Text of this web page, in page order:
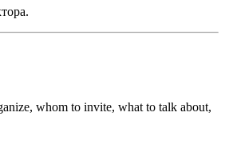
whom to invite, what to talk about,